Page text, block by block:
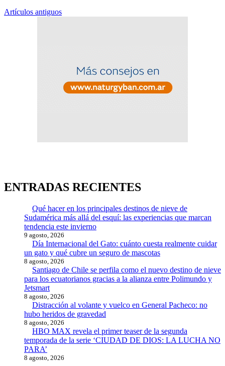
Navegación
Artículos antiguos
ENTRADAS RECIENTES
Qué hacer en los principales destinos de nieve de
Sudamérica más allá del esquí: las experiencias que marcan
tendencia este invierno
9 agosto, 2026
Día Internacional del Gato: cuánto cuesta realmente cuidar
un gato y qué cubre un seguro de mascotas
8 agosto, 2026
Santiago de Chile se perfila como el nuevo destino de nieve
para los ecuatorianos gracias a la alianza entre Polimundo y
Jetsmart
8 agosto, 2026
Distracción al volante y vuelco en General Pacheco: no
hubo heridos de gravedad
8 agosto, 2026
HBO MAX revela el primer teaser de la segunda
temporada de la serie ‘CIUDAD DE DIOS: LA LUCHA NO
PARA’
8 agosto, 2026